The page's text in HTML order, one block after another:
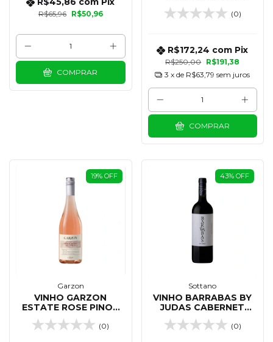
R$65,96 R$50,96
COMPRAR
CABERNET SAUVIGNON
750 ML - KIT 03
(0)
R$250,00 R$191,38
R$172,24 com Pix
3 x de R$63,79 sem juros
COMPRAR
19% OFF
Garzon
VINHO GARZON
ESTATE ROSE PINOT
DE CORTE 750 ML
(0)
43% OFF
Sottano
VINHO BARRABAS BY
JUDAS CABERNET
FRANC 750 ML
(0)